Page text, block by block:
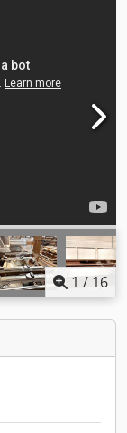
1 / 16